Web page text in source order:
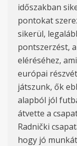
időszakban
pontokat
sikerül,
pontszerzést,
eléréséhez,
európai
játszunk, ők
alapból jól
átvette a
Radnički
hogy jó